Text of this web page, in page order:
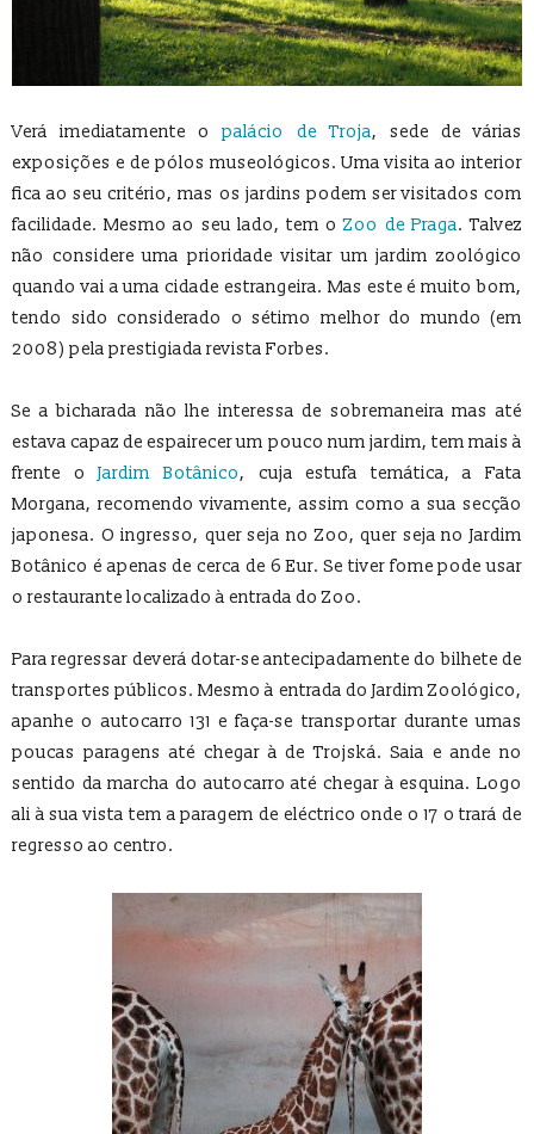
Verá imediatamente opalácio de Troja, sede de várias
exposições e de pólos museológicos. Uma visita ao interior
fica ao seu critério, mas os jardins podem ser visitados com
facilidade. Mesmo ao seu lado, tem oZoo de Praga. Talvez
não considere uma prioridade visitar um jardim zoológico
quando vai a uma cidade estrangeira. Mas este é muito bom,
tendo sido considerado o sétimo melhor do mundo (em
2008) pela prestigiada revista Forbes.
Se a bicharada não lhe interessa de sobremaneira mas até
estava capaz de espairecer um pouco num jardim, tem mais à
frente oJardim Botânico, cuja estufa temática, a Fata
Morgana, recomendo vivamente, assim como a sua secção
japonesa. O ingresso, quer seja no Zoo, quer seja no Jardim
Botânico é apenas de cerca de 6 Eur. Se tiver fome pode usar
o restaurante localizado à entrada do Zoo.
Para regressar deverá dotar-se antecipadamente do bilhete de
transportes públicos. Mesmo à entrada do Jardim Zoológico,
apanhe o autocarro 131 e faça-se transportar durante umas
poucas paragens até chegar à de Trojská. Saia e ande no
sentido da marcha do autocarro até chegar à esquina. Logo
ali à sua vista tem a paragem de eléctrico onde o 17 o trará de
regresso ao centro.